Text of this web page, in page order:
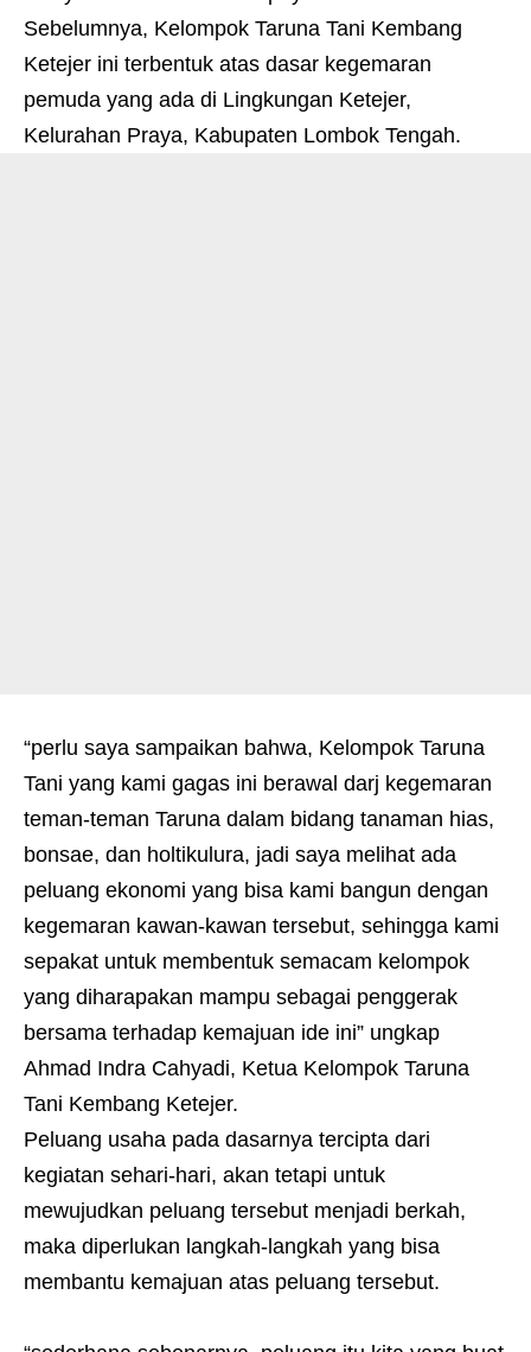
Sebelumnya, Kelompok Taruna Tani Kembang
Ketejer ini terbentuk atas dasar kegemaran
pemuda yang ada di Lingkungan Ketejer,
Kelurahan Praya, Kabupaten Lombok Tengah.
“perlu saya sampaikan bahwa, Kelompok Taruna
Tani yang kami gagas ini berawal darj kegemaran
teman-teman Taruna dalam bidang tanaman hias,
bonsae, dan holtikulura, jadi saya melihat ada
peluang ekonomi yang bisa kami bangun dengan
kegemaran kawan-kawan tersebut, sehingga kami
sepakat untuk membentuk semacam kelompok
yang diharapakan mampu sebagai penggerak
bersama terhadap kemajuan ide ini” ungkap
Ahmad Indra Cahyadi, Ketua Kelompok Taruna
Tani Kembang Ketejer.
Peluang usaha pada dasarnya tercipta dari
kegiatan sehari-hari, akan tetapi untuk
mewujudkan peluang tersebut menjadi berkah,
maka diperlukan langkah-langkah yang bisa
membantu kemajuan atas peluang tersebut.